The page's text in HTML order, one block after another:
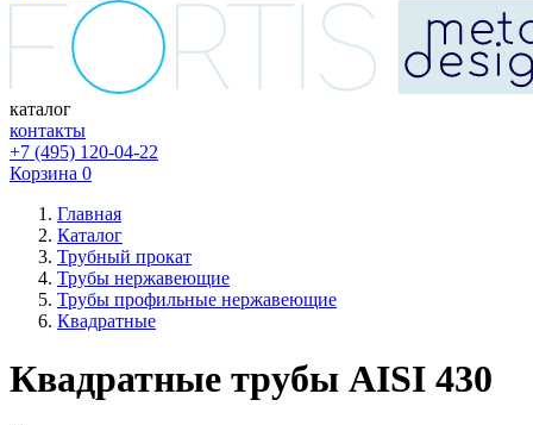
каталог
контакты
+7 (495) 120-04-22
Корзина 0
Главная
Каталог
Трубный прокат
Трубы нержавеющие
Трубы профильные нержавеющие
Квадратные
Квадратные трубы AISI 430